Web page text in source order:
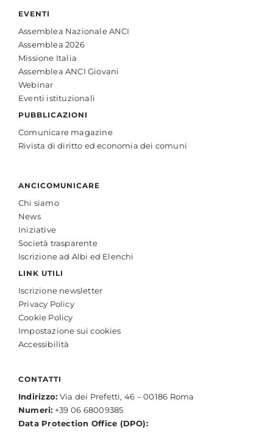
EVENTI
Assemblea Nazionale ANCI
Assemblea 2026
Missione Italia
Assemblea ANCI Giovani
Webinar
Eventi istituzionali
PUBBLICAZIONI
Comunicare magazine
Rivista di diritto ed economia dei comuni
ANCICOMUNICARE
Chi siamo
News
Iniziative
Società trasparente
Iscrizione ad Albi ed Elenchi
LINK UTILI
Iscrizione newsletter
Privacy Policy
Cookie Policy
Impostazione sui cookies
Accessibilità
CONTATTI
Indirizzo: Via dei Prefetti, 46 – 00186 Roma
Numeri: +39 06 68009385
Data Protection Office (DPO):